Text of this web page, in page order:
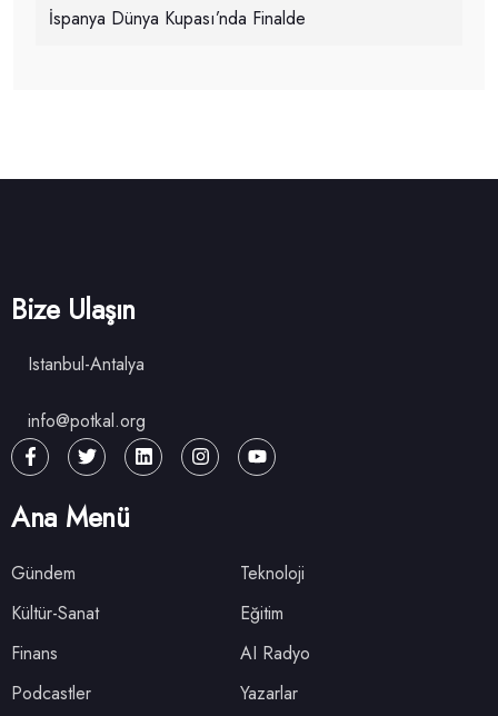
İspanya Dünya Kupası’nda Finalde
Bize Ulaşın
Istanbul-Antalya
info@potkal.org
Ana Menü
Gündem
Teknoloji
Kültür-Sanat
Eğitim
Finans
AI Radyo
Podcastler
Yazarlar